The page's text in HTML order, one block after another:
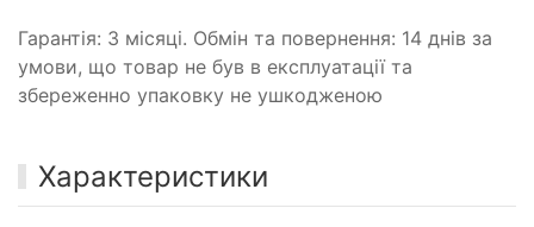
Гарантія: 3 місяці. Обмін та повернення: 14 днів за
умови, що товар не був в експлуатації та
збереженно упаковку не ушкодженою
Характеристики